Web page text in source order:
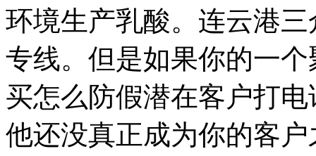
环境生产乳酸。连云港
专线。但是如果你的一
买怎么防假潜在客户打
他还没真正成为你的客